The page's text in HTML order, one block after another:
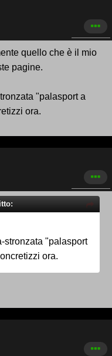
quello che è il mio
pagine.
"palasport a
ora.
stronzata "palasport
ora.